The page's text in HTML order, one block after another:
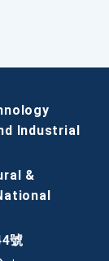
Industrial
&
號